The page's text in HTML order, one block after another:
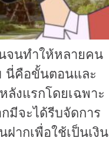
จนทำให้หลายคน
นี่คือขั้นตอนและ
งแรกโดยเฉพาะ
มีจะได้รีบจัดการ
ากเพื่อใช้เป็นเงิน